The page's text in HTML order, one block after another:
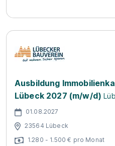
Ausbildung
Lübeck 2027 (m/w/d)
01.08.2027
23564 Lübeck
1.280 - 1.500 € pro Monat